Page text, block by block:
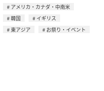
アメリカ・カナダ・中南米
韓国
イギリス
東アジア
お祭り・イベント